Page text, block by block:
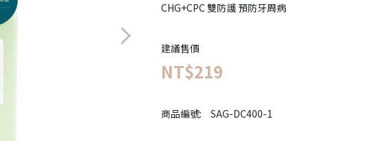
CHG+CPC 雙防護 預防牙周病
建議售價
NT$219
商品編號: SAG-DC400-1